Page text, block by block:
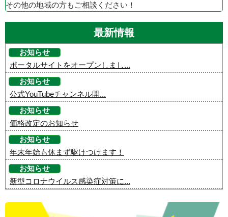
その他の地域の方もご相談ください！
最新情報
お知らせ
ポータルサイトをオープンしまし...
お知らせ
公式YouTubeチャンネル開...
お知らせ
価格改定のお知らせ
お知らせ
年末年始も休まず駆けつけます！
お知らせ
新型コロナウイルス感染症対策に...